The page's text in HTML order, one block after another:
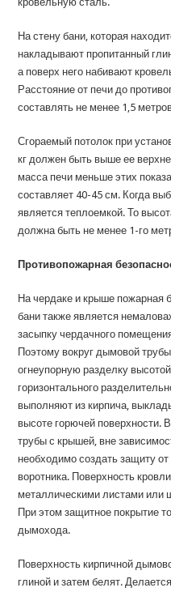
На стену бани, которая
накладывают пропитанный
а поверх него набивают
Расстояние от печи до
составлять не менее 1,5
Сгораемый потолок при
кг должен быть выше ее
масса печи меньше этих
составляет 40-45 см. Когда
является теплоемкой. То
должна быть не менее 1-го
Противопожарная
На чердаке и крыше пожарная
бани также является
засыпку чердачного
Поэтому вокруг дымовой
огнеупорную разделку
горизонтального
выполняют из кирпича,
высоте горючей поверхности.
трубы с крышей, вне
необходимо создать защиту
воротника. Поверхность
металлическими листами
При этом защитное покрытие
дымохода.
Поверхность кирпичной
глиной и затем белят.